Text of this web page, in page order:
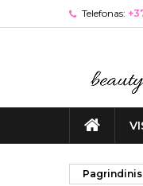
Telefonas:
Pagrindinis